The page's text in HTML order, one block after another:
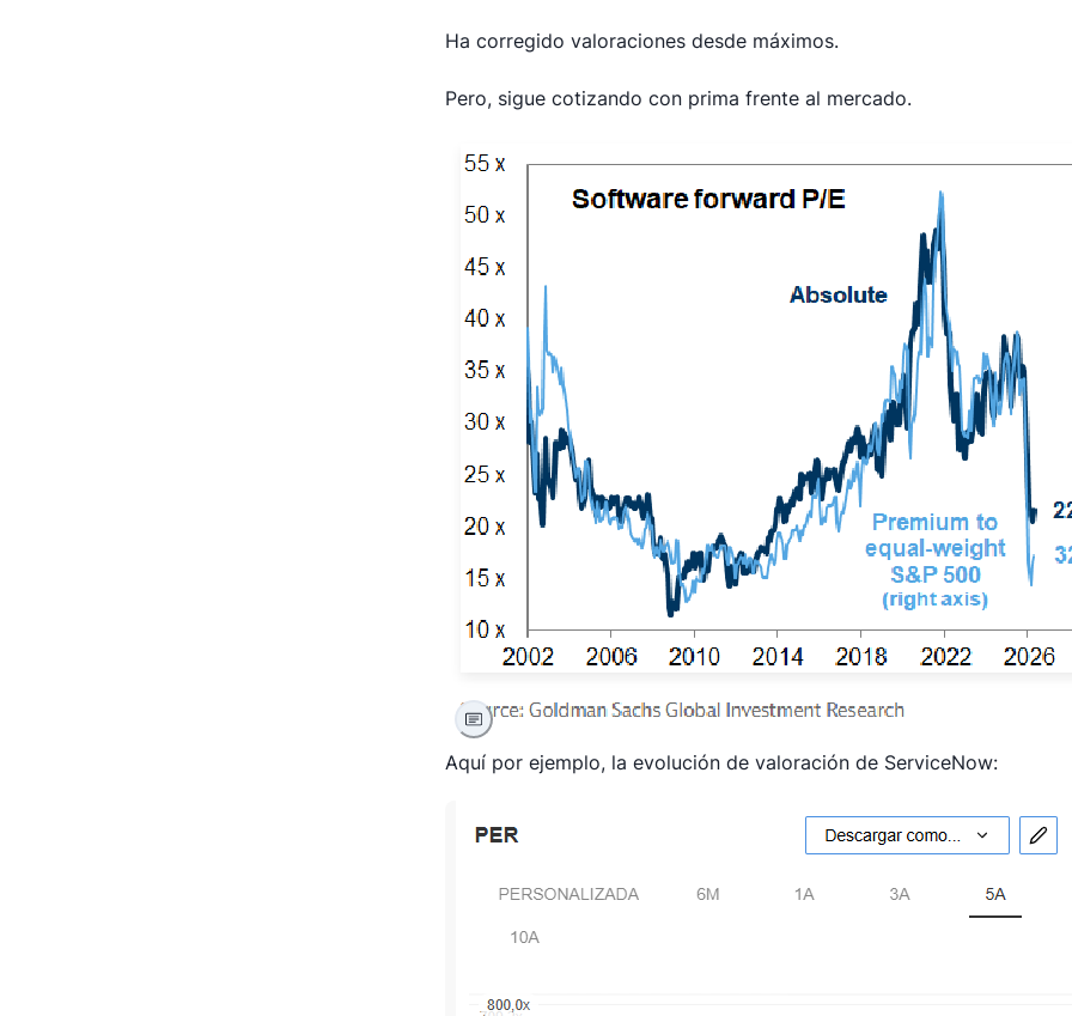
Ha corregido valoraciones desde máximos.
Pero, sigue cotizando con prima frente al mercado.
Aquí por ejemplo, la evolución de valoración de ServiceNow: